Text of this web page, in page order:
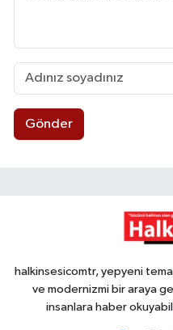
Gönder
halkinsesicomtr, yepyeni
ve modernizmi bir araya
insanlara haber